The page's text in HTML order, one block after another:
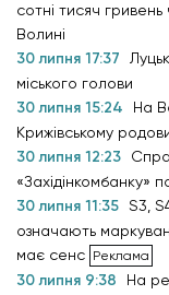
сотні тисяч
Волині
30 липня 17:37
міського голови
30 липня 15:24
На
Крижівському
30 липня 12:23
«Західінкомбанку»
30 липня 11:35 S3,
означають
має сенс
30 липня 9:38
На